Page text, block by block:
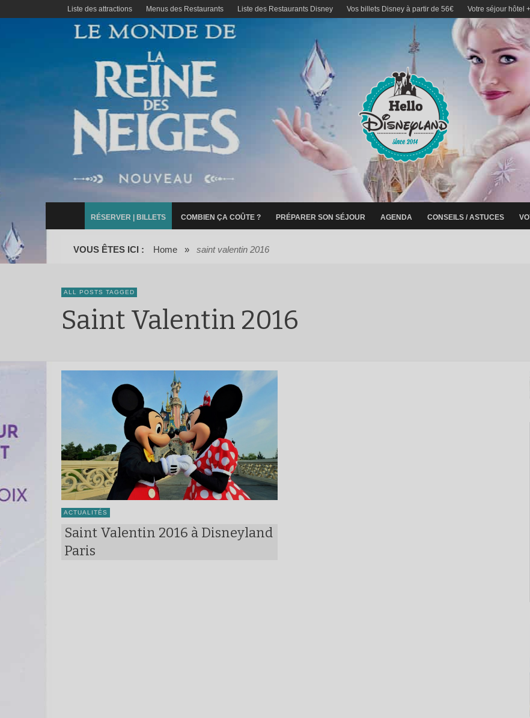
Liste des attractions Menus des Restaurants Liste des Restaurants Disney Vos billets Disney à partir de 56€ Votre séjour hôtel
RÉSERVER | BILLETS COMBIEN ÇA COÛTE ? PRÉPARER SON SÉJOUR AGENDA CONSEILS / ASTUCES
VOUS ÊTES ICI : Home » saint valentin 2016
ALL POSTS TAGGED
Saint Valentin 2016
ACTUALITÉS
Saint Valentin 2016 à Disneyland
Paris